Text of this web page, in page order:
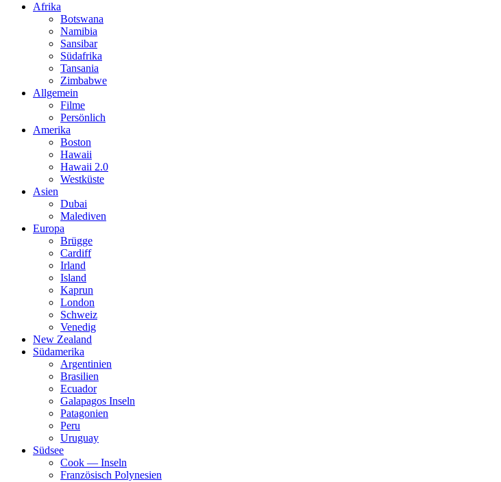
Afrika
Botswana
Namibia
Sansibar
Südafrika
Tansania
Zimbabwe
Allgemein
Filme
Persönlich
Amerika
Boston
Hawaii
Hawaii 2.0
Westküste
Asien
Dubai
Malediven
Europa
Brügge
Cardiff
Irland
Island
Kaprun
London
Schweiz
Venedig
New Zealand
Südamerika
Argentinien
Brasilien
Ecuador
Galapagos Inseln
Patagonien
Peru
Uruguay
Südsee
Cook — Inseln
Französisch Polynesien